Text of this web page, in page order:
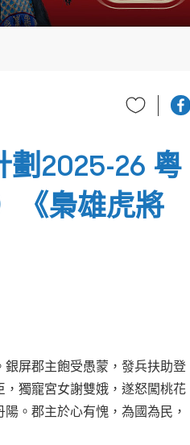
劃2025-26 粵
《梟雄虎將
屏郡主飽受愚蒙，發兵扶助登
獨寵宮女謝雙娥，遂怒闖桃花
。郡主於心有愧，為國為民，